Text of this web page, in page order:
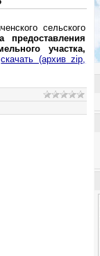
сельского
предоставления
участка,
скачать (архив zip,